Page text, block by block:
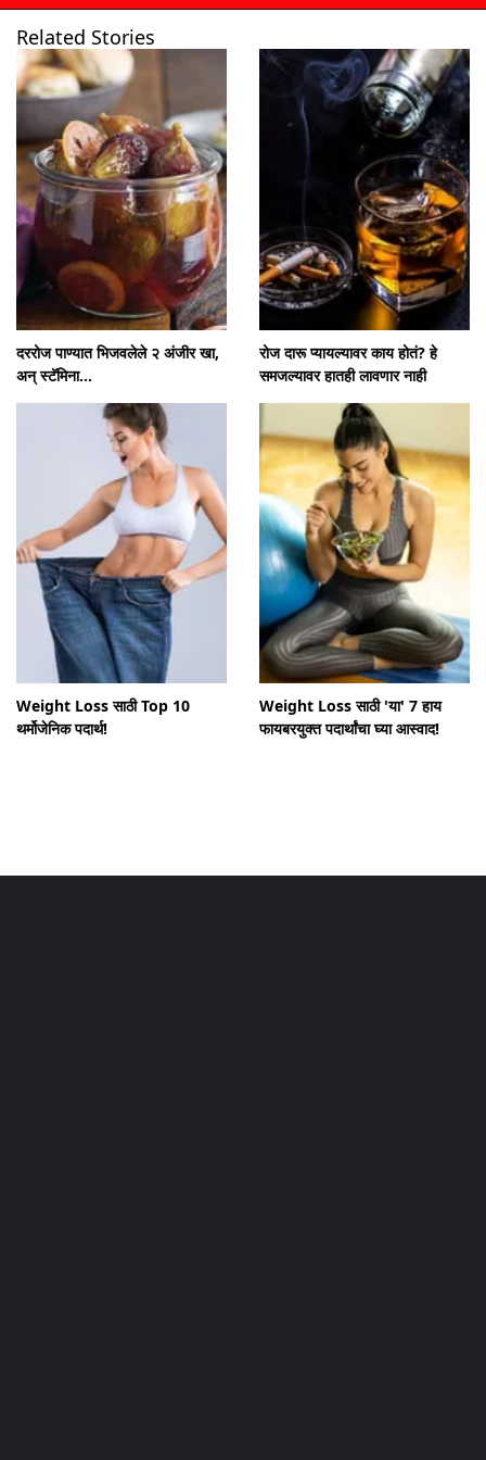
उघडत आहे
Related Stories
दररोज पाण्यात भिजवलेले २ अंजीर खा,
अन् स्टॅमिना...
रोज दारू प्यायल्यावर काय होतं? हे
समजल्यावर हातही लावणार नाही
Weight Loss साठी Top 10
थर्मोजेनिक पदार्थ!
Weight Loss साठी 'या' 7 हाय
फायबरयुक्त पदार्थांचा घ्या आस्वाद!